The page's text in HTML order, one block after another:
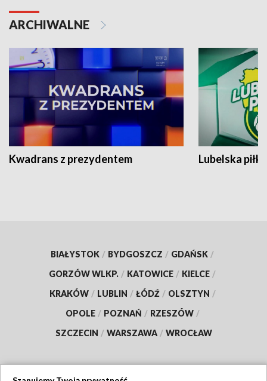
ARCHIWALNE
Kwadrans z prezydentem Lubelska piłka
BIAŁYSTOK / BYDGOSZCZ / GDAŃSK /
GORZÓW WLKP. / KATOWICE / KIELCE /
KRAKÓW / LUBLIN / ŁÓDŹ / OLSZTYN /
OPOLE / POZNAŃ / RZESZÓW /
SZCZECIN / WARSZAWA / WROCŁAW